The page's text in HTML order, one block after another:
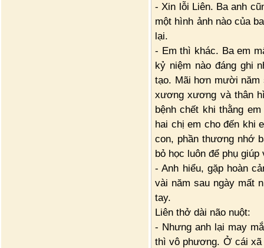
- Xin lỗi Liên. Ba anh
một hình ảnh nào của
lại.
- Em thì khác. Ba em
kỷ niệm nào đáng ghi
tạo. Mãi hơn mười
xương xương và thân
bệnh chết khi thằng
hai chị em cho đến khi
con, phần thương nhớ
bỏ học luôn để phụ giúp
- Anh hiểu, gặp hoàn
vài năm sau ngày mất
tay.
Liên thở dài não nuột:
- Nhưng anh lại may
thì vô phương. Ở cái xã